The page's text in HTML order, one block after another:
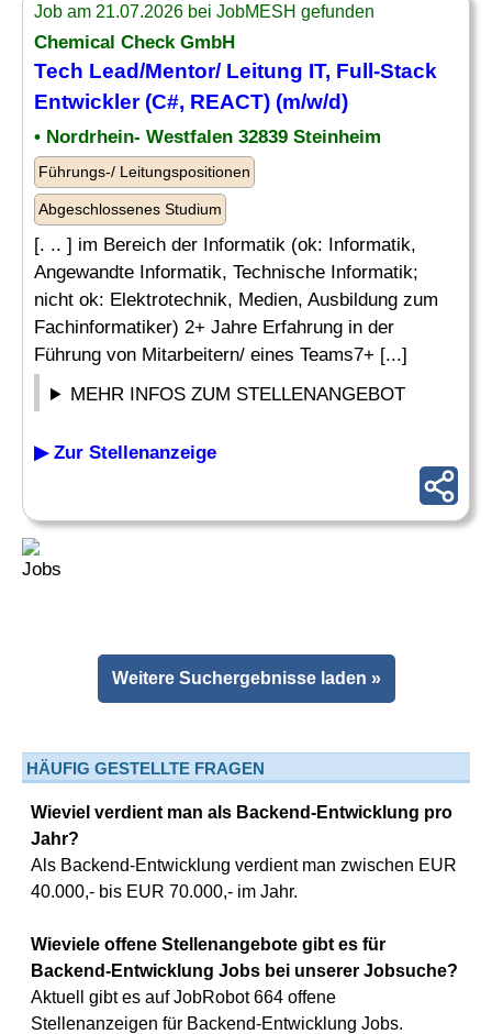
Job am 21.07.2026 bei JobMESH gefunden
Chemical Check GmbH
Tech Lead/Mentor/ Leitung IT, Full-Stack
Entwickler (C#, REACT) (m/w/d)
• Nordrhein- Westfalen 32839 Steinheim
Führungs-/ Leitungspositionen
Abgeschlossenes Studium
[. .. ] im Bereich der Informatik (ok: Informatik,
Angewandte Informatik, Technische Informatik;
nicht ok: Elektrotechnik, Medien, Ausbildung zum
Fachinformatiker) 2+ Jahre Erfahrung in der
Führung von Mitarbeitern/ eines Teams7+ [...]
MEHR INFOS ZUM STELLENANGEBOT
▶ Zur Stellenanzeige
Weitere Suchergebnisse laden »
HÄUFIG GESTELLTE FRAGEN
Wieviel verdient man als Backend-Entwicklung pro
Jahr?
Als Backend-Entwicklung verdient man zwischen EUR
40.000,- bis EUR 70.000,- im Jahr.
Wieviele offene Stellenangebote gibt es für
Backend-Entwicklung Jobs bei unserer Jobsuche?
Aktuell gibt es auf JobRobot 664 offene
Stellenanzeigen für Backend-Entwicklung Jobs.